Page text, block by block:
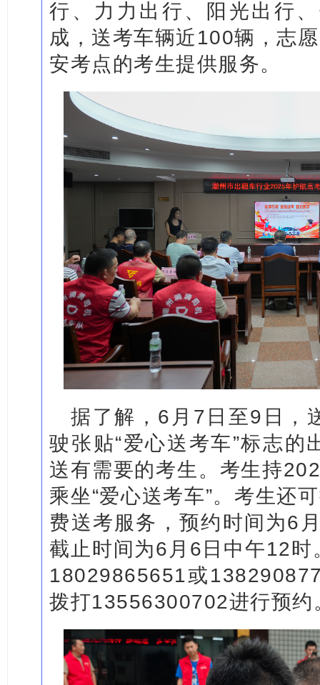
行、力力出行、阳光出行
成，送考车辆近100辆，志
安考点的考生提供服务。
据了解，6月7日至9日，
驶张贴“爱心送考车”标志的
送有需要的考生。考生持
乘坐“爱心送考车”。考生还
费送考服务，预约时间为6
截止时间为6月6日中午12
18029865651或
拨打13556300702进行预约